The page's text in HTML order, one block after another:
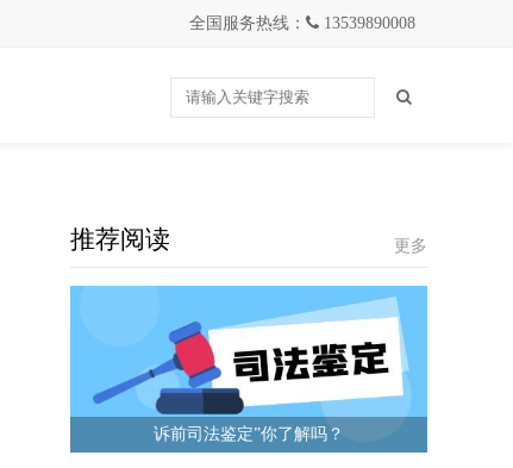
全国服务热线： 13539890008
推荐阅读 更多
诉前司法鉴定”你了解吗？